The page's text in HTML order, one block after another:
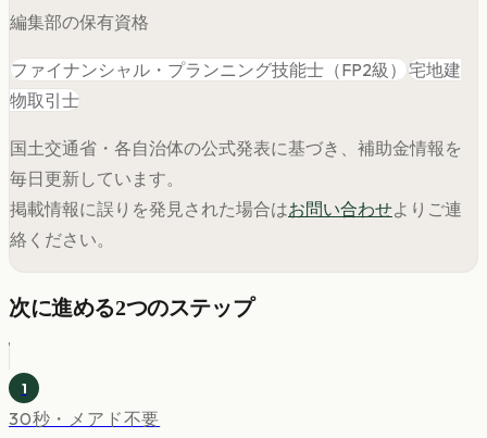
編集部の保有資格
ファイナンシャル・プランニング技能士（FP2級）宅地建
物取引士
国土交通省・各自治体の公式発表に基づき、補助金情報を
毎日更新しています。
掲載情報に誤りを発見された場合はお問い合わせよりご連
絡ください。
次に進める2つのステップ
1
30秒・メアド不要